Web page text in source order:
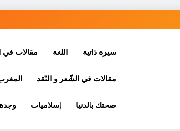
سيرة ذاتية اللغة مقالات في
مقالات في الشّعر و النّقد
صحتك بالدنيا إسلاميات وجدة